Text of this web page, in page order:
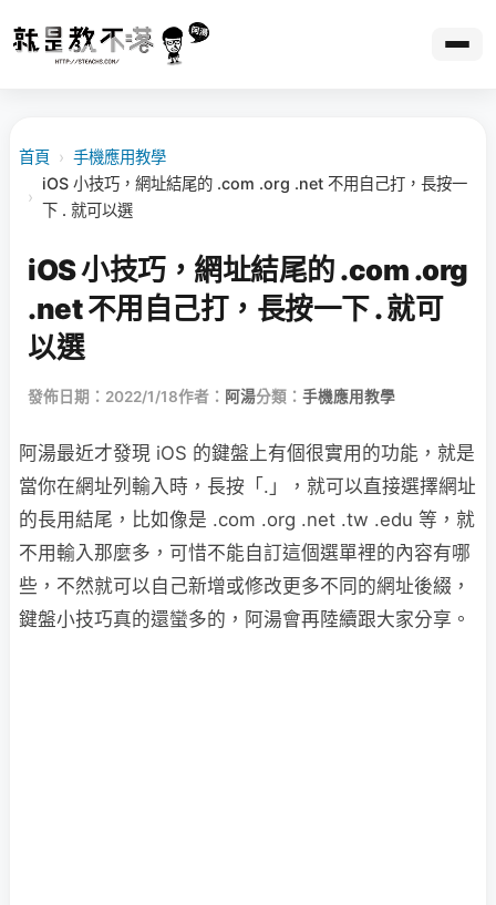
首頁 › 手機應用教學
›
iOS 小技巧，網址結尾的 .com .org .net 不用自己打，長按一
下 . 就可以選
iOS 小技巧，網址結尾的 .com .org
.net 不用自己打，長按一下 . 就可
以選
發佈日期：2022/1/18作者： 阿湯分類： 手機應用教學
阿湯最近才發現 iOS 的鍵盤上有個很實用的功能，就是
當你在網址列輸入時，長按「.」，就可以直接選擇網址
的長用結尾，比如像是 .com .org .net .tw .edu 等，就
不用輸入那麼多，可惜不能自訂這個選單裡的內容有哪
些，不然就可以自己新增或修改更多不同的網址後綴，
鍵盤小技巧真的還蠻多的，阿湯會再陸續跟大家分享。